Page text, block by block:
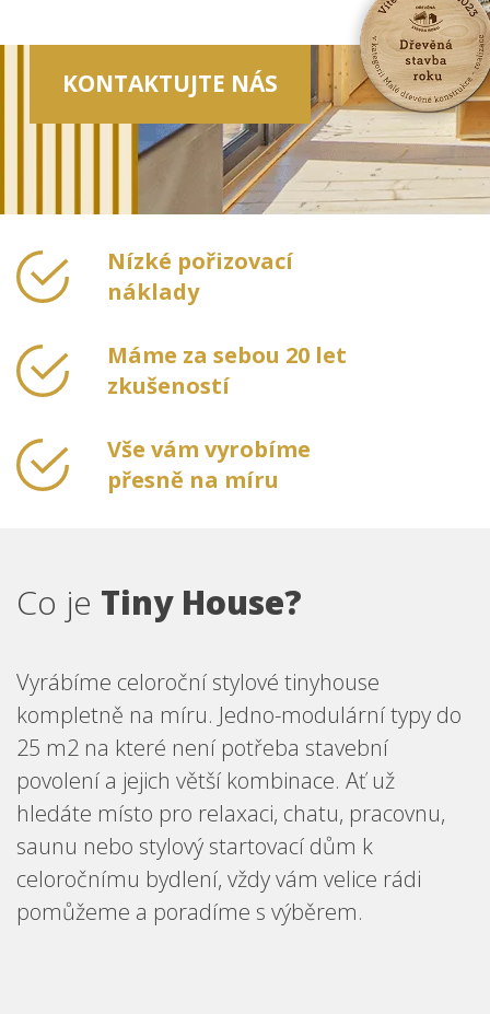
KONTAKTUJTE NÁS
Nízké pořizovací
náklady
Máme za sebou 20 let
zkušeností
Vše vám vyrobíme
přesně na míru
Co je Tiny House?
Vyrábíme celoroční stylové tinyhouse
kompletně na míru. Jedno-modulární typy do
25 m2 na které není potřeba stavební
povolení a jejich větší kombinace. Ať už
hledáte místo pro relaxaci, chatu, pracovnu,
saunu nebo stylový startovací dům k
celoročnímu bydlení, vždy vám velice rádi
pomůžeme a poradíme s výběrem.